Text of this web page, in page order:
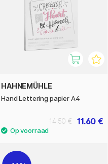
HAHNEMÜHLE
Hand Lettering papier A4
11.60 €
14.50 €